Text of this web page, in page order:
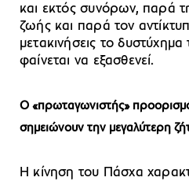
και εκτός συνόρων, παρά
ζωής και παρά τον
μετακινήσεις το
φαίνεται να εξασθενεί.
Ο «πρωταγωνιστής»
σημειώνουν την μεγαλύτερη
Η κίνηση του Πάσχα